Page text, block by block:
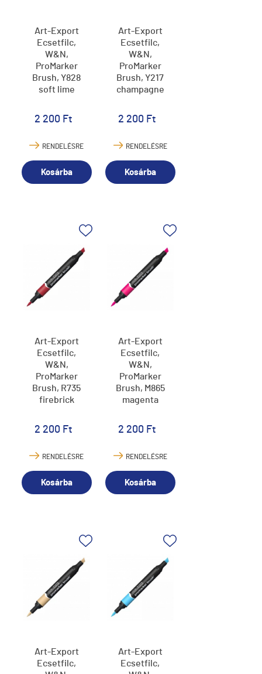
Art-Export
Ecsetfilc,
W&N,
ProMarker
Brush, Y828
soft lime
2 200 Ft
RENDELÉSRE
Kosárba
Art-Export
Ecsetfilc,
W&N,
ProMarker
Brush, Y217
champagne
2 200 Ft
RENDELÉSRE
Kosárba
Art-Export
Ecsetfilc,
W&N,
ProMarker
Brush, R735
firebrick
2 200 Ft
RENDELÉSRE
Kosárba
Art-Export
Ecsetfilc,
W&N,
ProMarker
Brush, M865
magenta
2 200 Ft
RENDELÉSRE
Kosárba
Art-Export
Ecsetfilc,
Art-Export
Ecsetfilc,